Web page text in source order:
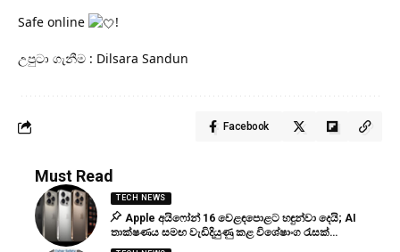
Safe online
!
උපුටා ගැනීම : Dilsara Sandun
Facebook
Must Read
TECH NEWS
Apple අයිෆෝන් 16 වෙළඳපොළට හඳුන්වා දෙයි; AI
තාක්ෂණය සමඟ වැඩිදියුණු කළ විශේෂාංග රැසක්…